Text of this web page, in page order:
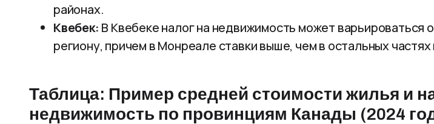
районах.
Квебек: В Квебеке налог на недвижимость может варьироваться
региону, причем в Монреале ставки выше, чем в остальных
Таблица: Пример средней стоимости жилья и
недвижимость по провинциям Канады (2024